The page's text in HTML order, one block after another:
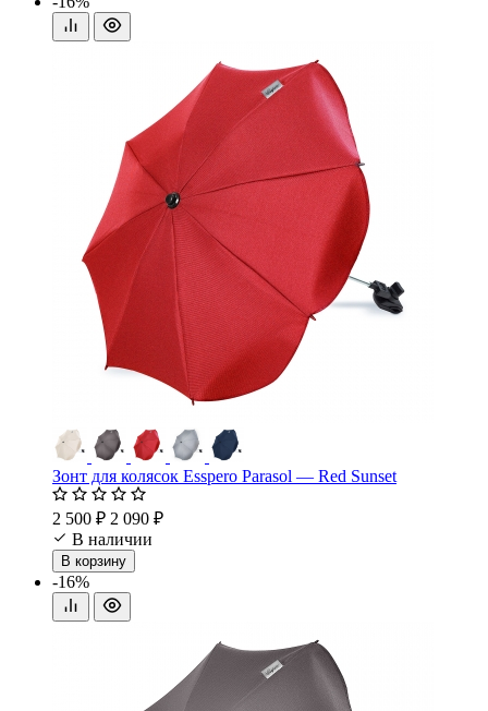
Зонт для колясок Esspero Parasol — Red Sunset
2 500 ₽ 2 090 ₽
В наличии
В корзину
-16%